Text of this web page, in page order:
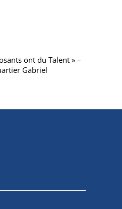
EXPOSANTS ONT DU
TALENT » – MARIAGE